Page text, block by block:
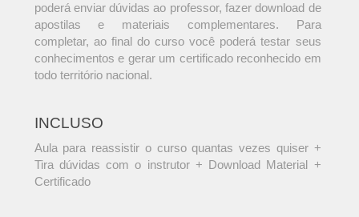
poderá enviar dúvidas ao professor, fazer download de
apostilas e materiais complementares. Para
completar, ao final do curso você poderá testar seus
conhecimentos e gerar um certificado reconhecido em
todo território nacional.
INCLUSO
Aula para reassistir o curso quantas vezes quiser +
Tira dúvidas com o instrutor + Download Material +
Certificado